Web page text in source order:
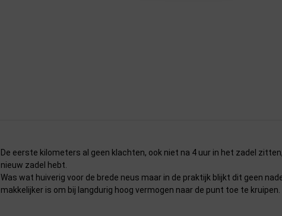
De eerste kilometers al geen klachten, ook niet na 4 uur in het zadel
nieuw zadel hebt.
Was wat huiverig voor de brede neus maar in de praktijk blijkt dit geen
makkelijker is om bij langdurig hoog vermogen naar de punt toe te kruipen.